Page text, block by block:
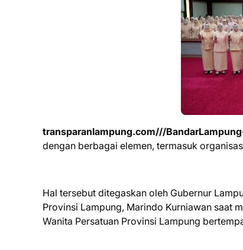
transparanlampung.com///
dengan berbagai elemen, termasuk
Hal tersebut ditegaskan oleh Gubernur
Provinsi Lampung, Marindo Kurniawan saat
Wanita Persatuan Provinsi Lampung